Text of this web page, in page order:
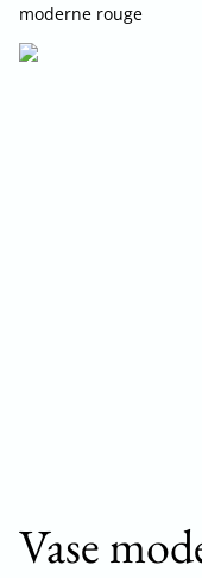
moderne rouge
Vase